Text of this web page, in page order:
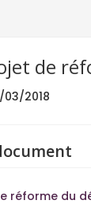
de
2018
réforme du